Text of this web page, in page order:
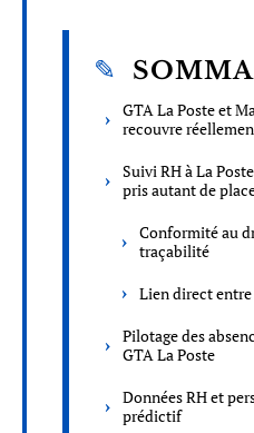
GTA La Poste et
recouvre
Suivi RH à La
pris autant de
Conformité au
traçabilité
Lien direct
Pilotage des
GTA La Poste
Données RH et
prédictif